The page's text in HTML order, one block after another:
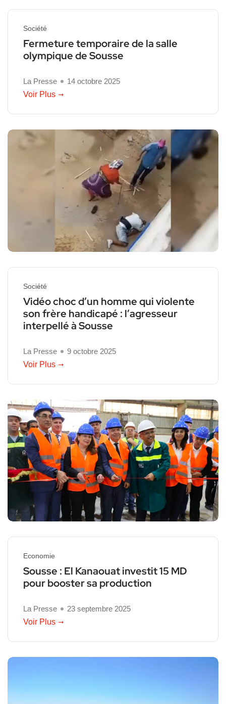
Société
Fermeture temporaire de la salle
olympique de Sousse
La Presse
14 octobre 2025
Voir Plus
Société
Vidéo choc d’un homme qui violente
son frère handicapé : l’agresseur
interpellé à Sousse
La Presse
9 octobre 2025
Voir Plus
Economie
Sousse : El Kanaouat investit 15 MD
pour booster sa production
La Presse
23 septembre 2025
Voir Plus